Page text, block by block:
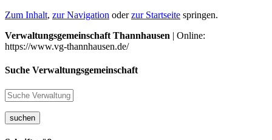
Zum Inhalt, zur Navigation oderzur Startseite springen.
Verwaltungsgemeinschaft Thannhausen | Online:
https://www.vg-thannhausen.de/
Suche Verwaltungsgemeinschaft
suchen